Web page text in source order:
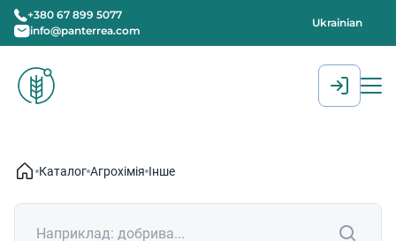
+380 67 899 5077
info@panterrea.com
Ukrainian
Каталог Агрохімія Інше